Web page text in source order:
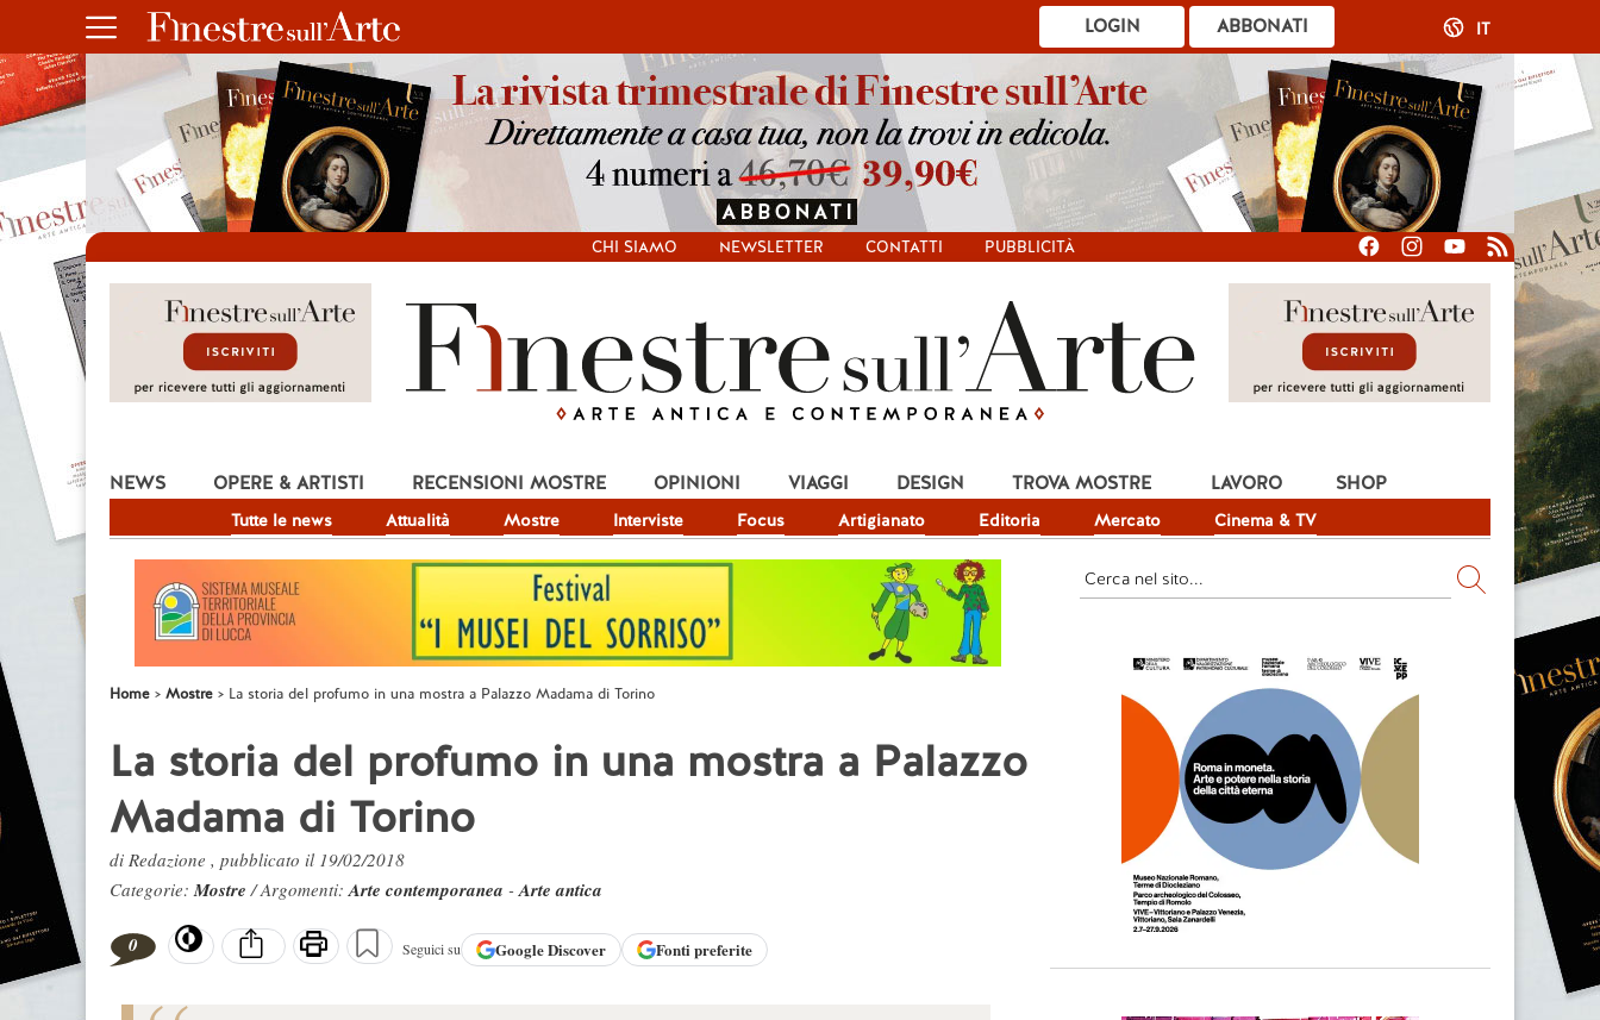
ABBONATI
LOGIN IT
CHI SIAMO NEWSLETTER CONTATTI PUBBLICITÀ
NEWS
Tutte le news Attualità Mostre Interviste Focus Artigianato Editoria Mercato Cinema & TV
OPERE & ARTISTI RECENSIONI MOSTRE OPINIONI VIAGGI DESIGN TROVA MOSTRE LAVORO SHOP
Home Mostre La storia del profumo in una mostra a Palazzo Madama di Torino
La storia del profumo in una mostra a Palazzo
Madama di Torino
di Redazione , pubblicato il 19/02/2018
Categorie:Mostre/ Argomenti:Arte contemporanea -Arte antica
0 Seguici su GoogleDiscover Fonti preferite